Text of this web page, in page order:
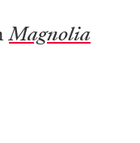
Magnolia